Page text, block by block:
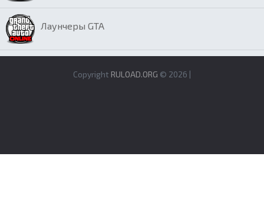
Лаунчеры GTA
Copyright RULOAD.ORG © 2026 |